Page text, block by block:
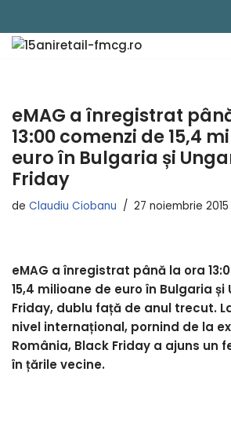
Sari
eMAG a înregistrat
13:00 comenzi de 15,4
euro în Bulgaria și
Friday
de Claudiu Ciobanu 27 noiembrie 2015
eMAG a înregistrat până la ora
15,4 milioane de euro în Bulgaria
Friday, dublu față de anul trecut.
nivel internațional, pornind de la
România, Black Friday a ajuns un
în țările vecine.